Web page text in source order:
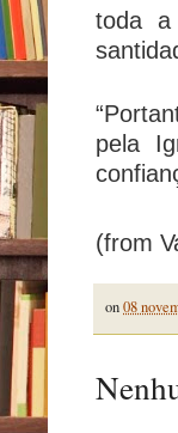
toda
pela
(from
on08